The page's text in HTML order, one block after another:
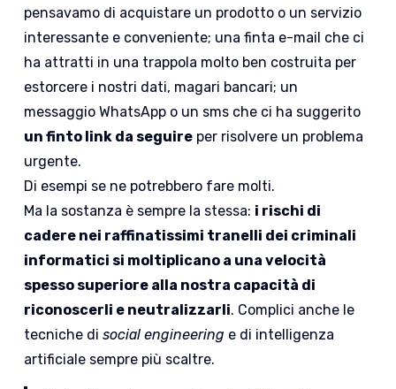
pensavamo di acquistare un prodotto o un servizio
interessante e conveniente; una finta e-mail che ci
ha attratti in una trappola molto ben costruita per
estorcere i nostri dati, magari bancari; un
messaggio WhatsApp o un sms che ci ha suggerito
un finto link da seguire per risolvere un problema
urgente.
Di esempi se ne potrebbero fare molti.
Ma la sostanza è sempre la stessa: i rischi di
cadere nei raffinatissimi tranelli dei criminali
informatici si moltiplicano a una velocità
spesso superiore alla nostra capacità di
riconoscerli e neutralizzarli. Complici anche le
tecniche disocial engineering e di intelligenza
artificiale sempre più scaltre.